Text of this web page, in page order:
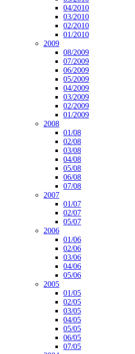
04/2010
03/2010
02/2010
01/2010
2009
08/2009
07/2009
06/2009
05/2009
04/2009
03/2009
02/2009
01/2009
2008
01/08
02/08
03/08
04/08
05/08
06/08
07/08
2007
01/07
02/07
05/07
2006
01/06
02/06
03/06
04/06
05/06
2005
01/05
02/05
03/05
04/05
05/05
06/05
07/05